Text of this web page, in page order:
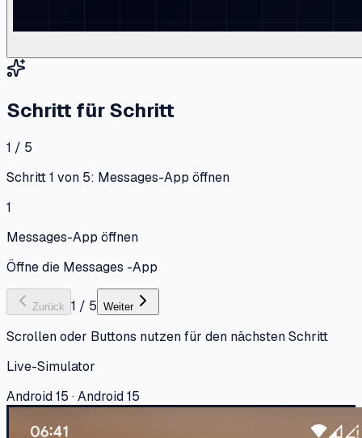
Schritt für Schritt
1 / 5
Schritt 1 von 5: Messages-App öffnen
1
Messages-App öffnen
Öffne die Messages -App
Zurück 1 / 5 Weiter
Scrollen oder Buttons nutzen für den nächsten Schritt
Live-Simulator
Android 15 · Android 15